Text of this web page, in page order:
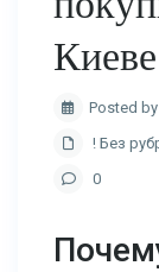
Киеве
Posted
! Без
0